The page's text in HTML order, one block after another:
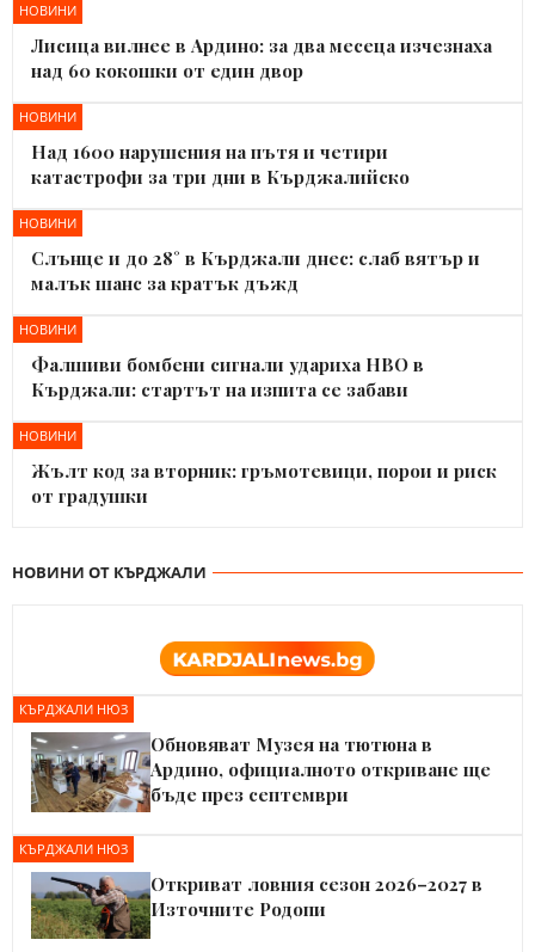
НОВИНИ
Лисица вилнее в Ардино: за два месеца изчезнаха
над 60 кокошки от един двор
НОВИНИ
Над 1600 нарушения на пътя и четири
катастрофи за три дни в Кърджалийско
НОВИНИ
Слънце и до 28° в Кърджали днес: слаб вятър и
малък шанс за кратък дъжд
НОВИНИ
Фалшиви бомбени сигнали удариха НВО в
Кърджали: стартът на изпита се забави
НОВИНИ
Жълт код за вторник: гръмотевици, порои и риск
от градушки
НОВИНИ ОТ КЪРДЖАЛИ
КЪРДЖАЛИ НЮЗ
Обновяват Музея на тютюна в
Ардино, официалното откриване ще
бъде през септември
КЪРДЖАЛИ НЮЗ
Откриват ловния сезон 2026–2027 в
Източните Родопи